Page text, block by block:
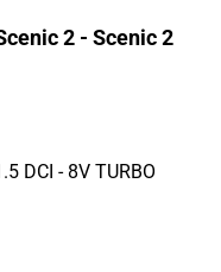
2 - Scenic 2
DCI - 8V TURBO